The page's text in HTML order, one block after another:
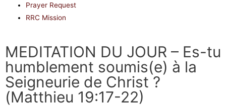
Prayer Request
RRC Mission
MEDITATION DU JOUR – Es-tu
humblement soumis(e) à la
Seigneurie de Christ ?
(Matthieu 19:17-22)